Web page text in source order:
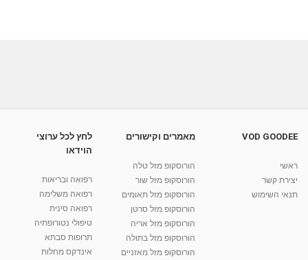
VOD GOODEE
ראשי
יצירת קשר
תנאי השימוש
מאמרים וקישורים
הורוסקופ מזל טלה
הורוסקופ מזל שור
הורוסקופ מזל תאומים
הורוסקופ מזל סרטן
הורוסקופ מזל אריה
הורוסקופ מזל בתולה
הורוסקופ מזל מאזניים
לחץ לכל ערוצי
הוידאו
רפואה ובריאות
רפואה משלימה
רפואה סינית
טיפולי נטורופתיה
תרופות סבתא
אינדקס מחלות